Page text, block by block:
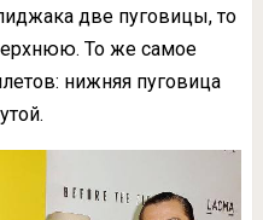
две пуговицы, то
То же самое
нижняя пуговица